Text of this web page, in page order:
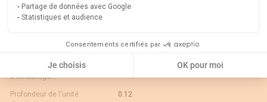
Partage de données avec Google
Statistiques et audience
Consentements certifiés par
Je choisis OK pour moi
Largeur de l'unité
d'emballage :
0.12
Poids brut de l'unité
d'emballage :
Profondeur de l'unité
0.12